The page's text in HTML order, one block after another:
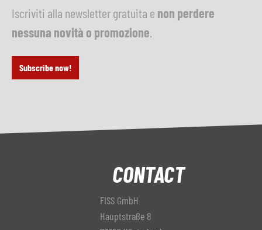
Iscriviti alla newsletter gratuita e non perdere
nessuna novità o promozione
Subscribe now!
CONTACT
FISS GmbH
Hauptstraße 8